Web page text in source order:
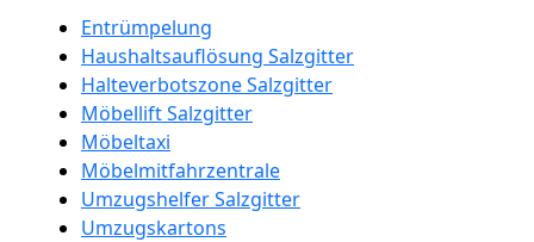
Entrümpelung
Haushaltsauflösung Salzgitter
Halteverbotszone Salzgitter
Möbellift Salzgitter
Möbeltaxi
Möbelmitfahrzentrale
Umzugshelfer Salzgitter
Umzugskartons